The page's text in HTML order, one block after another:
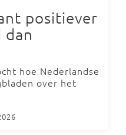
positiever
dan
hoe Nederlandse
over het